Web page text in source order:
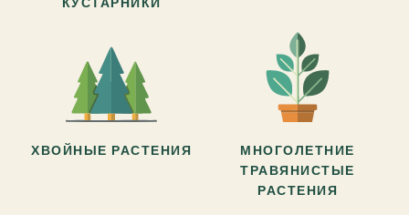
ХВОЙНЫЕ РАСТЕНИЯ
МНОГОЛЕТНИЕ
ТРАВЯНИСТЫЕ
РАСТЕНИЯ